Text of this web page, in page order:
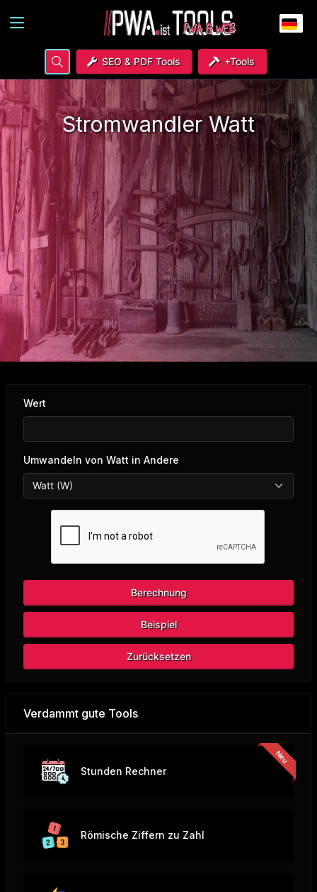
SEO & PDF Tools +Tools
Stromwandler Watt
Wert
Umwandeln von Watt in Andere
Berechnung
Beispiel
Zurücksetzen
Verdammt gute Tools
Stunden Rechner
Römische Ziffern zu Zahl